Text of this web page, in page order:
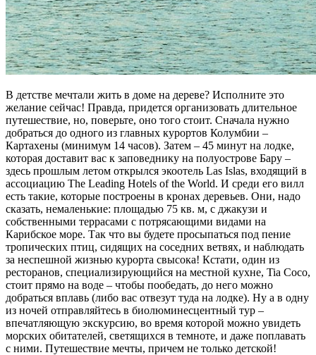
В детстве мечтали жить в доме на дереве? Исполните это
желание сейчас! Правда, придется организовать длительное
путешествие, но, поверьте, оно того стоит. Сначала нужно
добраться до одного из главных курортов Колумбии –
Картахены (минимум 14 часов). Затем – 45 минут на лодке,
которая доставит вас к заповеднику на полуострове Бару –
здесь прошлым летом открылся экоотель Las Islas, входящий в
ассоциацию The Leading Hotels of the World. И среди его вилл
есть такие, которые построены в кронах деревьев. Они, надо
сказать, немаленькие: площадью 75 кв. м, с джакузи и
собственными террасами с потрясающими видами на
Карибское море. Так что вы будете просыпаться под пение
тропических птиц, сидящих на соседних ветвях, и наблюдать
за неспешной жизнью курорта свысока! Кстати, один из
ресторанов, специализирующийся на местной кухне, Tia Coco,
стоит прямо на воде – чтобы пообедать, до него можно
добраться вплавь (либо вас отвезут туда на лодке). Ну а в одну
из ночей отправляйтесь в биолюминесцентный тур –
впечатляющую экскурсию, во время которой можно увидеть
морских обитателей, светящихся в темноте, и даже поплавать
с ними. Путешествие мечты, причем не только детской!